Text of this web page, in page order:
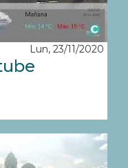
Lun, 23/11/2020